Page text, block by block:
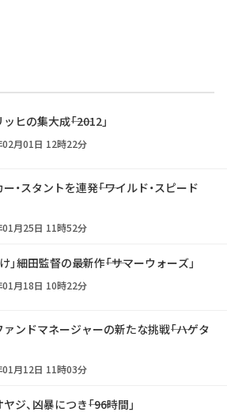
ヒの集大成――「2012」
02月01日 12時22分
・スタントを連発――「ワイルド・スピード
01月25日 11時52分
」細田監督の最新作――「サマーウォーズ」
01月18日 10時22分
ンドマネージャーの新たな挑戦――「ハゲタ
01月12日 11時03分
ジ、凶暴につき――「96時間」